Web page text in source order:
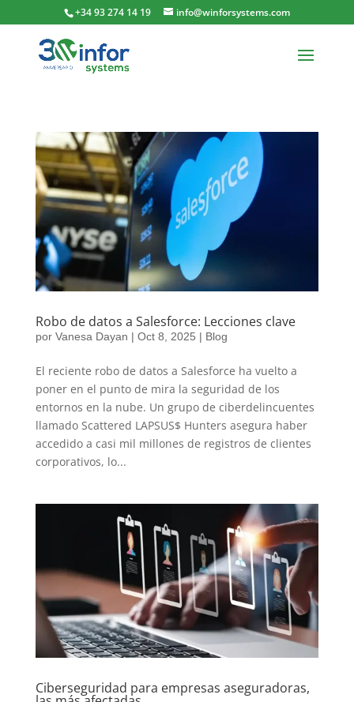
+34 93 274 14 19 info@winforsystems.com
Robo de datos a Salesforce: Lecciones clave
por Vanesa Dayan | Oct 8, 2025 | Blog
El reciente robo de datos a Salesforce ha vuelto a
poner en el punto de mira la seguridad de los
entornos en la nube. Un grupo de ciberdelincuentes
llamado Scattered LAPSUS$ Hunters asegura haber
accedido a casi mil millones de registros de clientes
corporativos, lo...
Ciberseguridad para empresas aseguradoras,